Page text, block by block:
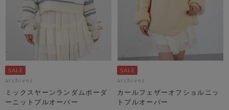
archives
ミックスヤーンランダムボーダ
ーニットプルオーバー
archives
カールフェザーオフショルニッ
トプルオーバー